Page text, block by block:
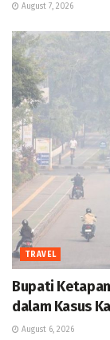
August 7, 2026
TRAVEL
Bupati
dalam Kasus
August 6, 2026